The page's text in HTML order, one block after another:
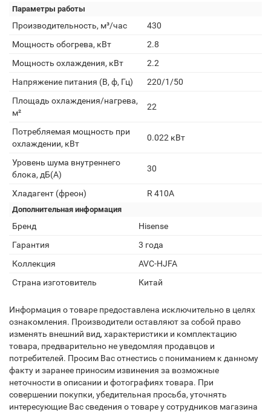
Параметры работы
Производительность, м³/час
430
Мощность обогрева, кВт
2.8
Мощность охлаждения, кВт
2.2
Напряжение питания (В, ф, Гц)
220/1/50
Площадь охлаждения/нагрева,
м²
22
Потребляемая мощность при
охлаждении, кВт
0.022 кВт
Уровень шума внутреннего
блока, дБ(А)
30
Хладагент (фреон) R 410A
Дополнительная информация
Бренд
Hisense
Гарантия
3 года
Коллекция
AVC-HJFA
Страна изготовитель
Китай
Информация о товаре предоставлена исключительно в целях
ознакомления. Производители оставляют за собой право
изменять внешний вид, характеристики и комплектацию
товара, предварительно не уведомляя продавцов и
потребителей. Просим Вас отнестись с пониманием к данному
факту и заранее приносим извинения за возможные
неточности в описании и фотографиях товара. При
совершении покупки, убедительная просьба, уточнять
интересующие Вас сведения о товаре у сотрудников магазина